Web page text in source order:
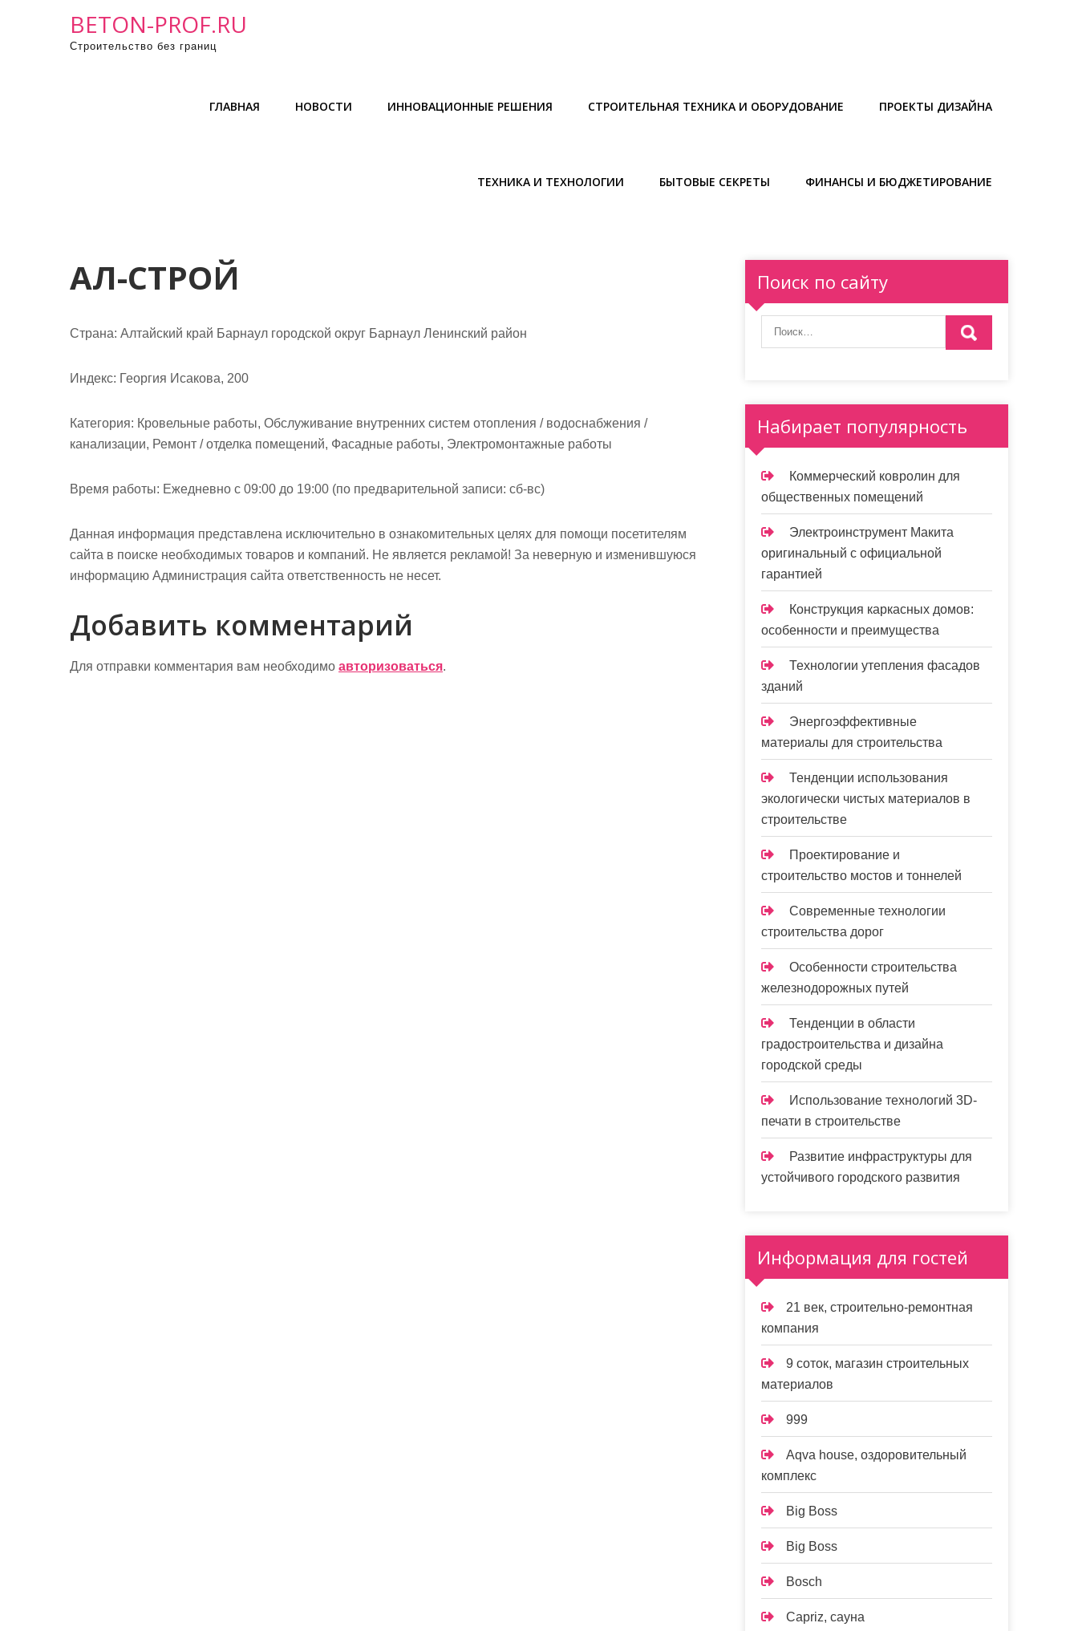
BETON-PROF.RU
Строительство без границ
ГЛАВНАЯ НОВОСТИ ИННОВАЦИОННЫЕ РЕШЕНИЯ СТРОИТЕЛЬНАЯ ТЕХНИКА И ОБОРУДОВАНИЕ ПРОЕКТЫ ДИЗАЙНА
ТЕХНИКА И ТЕХНОЛОГИИ БЫТОВЫЕ СЕКРЕТЫ ФИНАНСЫ И БЮДЖЕТИРОВАНИЕ
АЛ-СТРОЙ
Страна: Алтайский край Барнаул городской округ Барнаул Ленинский район
Индекс: Георгия Исакова, 200
Категория: Кровельные работы, Обслуживание внутренних систем отопления / водоснабжения /
канализации, Ремонт / отделка помещений, Фасадные работы, Электромонтажные работы
Время работы: Ежедневно с 09:00 до 19:00 (по предварительной записи: сб-вс)
Данная информация представлена исключительно в ознакомительных целях для помощи посетителям
сайта в поиске необходимых товаров и компаний. Не является рекламой! За неверную и изменившуюся
информацию Администрация сайта ответственность не несет.
Добавить комментарий
Для отправки комментария вам необходимо авторизоваться.
Поиск по сайту
Набирает популярность
Коммерческий ковролин для
общественных помещений
Электроинструмент Макита
оригинальный с официальной
гарантией
Конструкция каркасных домов:
особенности и преимущества
Технологии утепления фасадов
зданий
Энергоэффективные
материалы для строительства
Тенденции использования
экологически чистых материалов в
строительстве
Проектирование и
строительство мостов и тоннелей
Современные технологии
строительства дорог
Особенности строительства
железнодорожных путей
Тенденции в области
градостроительства и дизайна
городской среды
Использование технологий 3D-
печати в строительстве
Развитие инфраструктуры для
устойчивого городского развития
Информация для гостей
21 век, строительно-ремонтная
компания
9 соток, магазин строительных
материалов
999
Aqva house, оздоровительный
комплекс
Big Boss
Big Boss
Bosch
Capriz, сауна